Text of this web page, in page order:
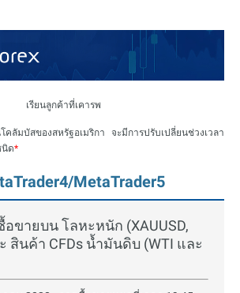
เรียนลูกค้าที่เคารพ
คลัมบัสของสหรัฐอเมริกา จะมีการปรับเปลี่ยนช่วงเวลา
นิด*
MetaTrader5
อขายบน โลหะหนัก (XAUUSD,
สินค้า CFDs น้ำมันดิบ (WTI และ